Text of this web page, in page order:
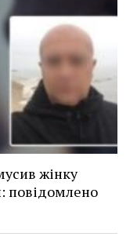
жінку
повідомлено